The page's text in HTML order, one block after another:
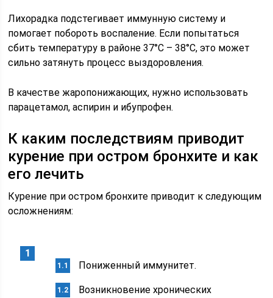
Лихорадка подстегивает иммунную систему и
помогает побороть воспаление. Если попытаться
сбить температуру в районе 37°С – 38°С, это может
сильно затянуть процесс выздоровления.
В качестве жаропонижающих, нужно использовать
парацетамол, аспирин и ибупрофен.
К каким последствиям приводит
курение при остром бронхите и как
его лечить
Курение при остром бронхите приводит к следующим
осложнениям:
Пониженный иммунитет.
Возникновение хронических